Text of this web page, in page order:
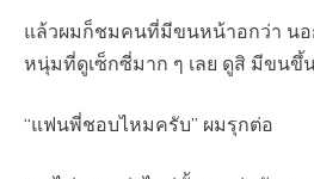
แล้วผมก็ชมคนที่มีขนหน้าอกว่า นอ
หนุ่มที่ดูเซ็กซี่มาก ๆ เลย ดูสิ มีขนขึ้
“แฟนพี่ชอบไหมครับ” ผมรุกต่อ